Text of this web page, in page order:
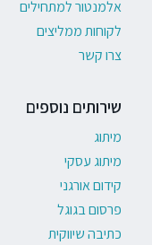
אלמנטור למתחילים
לקוחות ממליצים
צרו קשר
שירותים נוספים
מיתוג
מיתוג עסקי
קידום אורגני
פרסום בגוגל
כתיבה שיווקית